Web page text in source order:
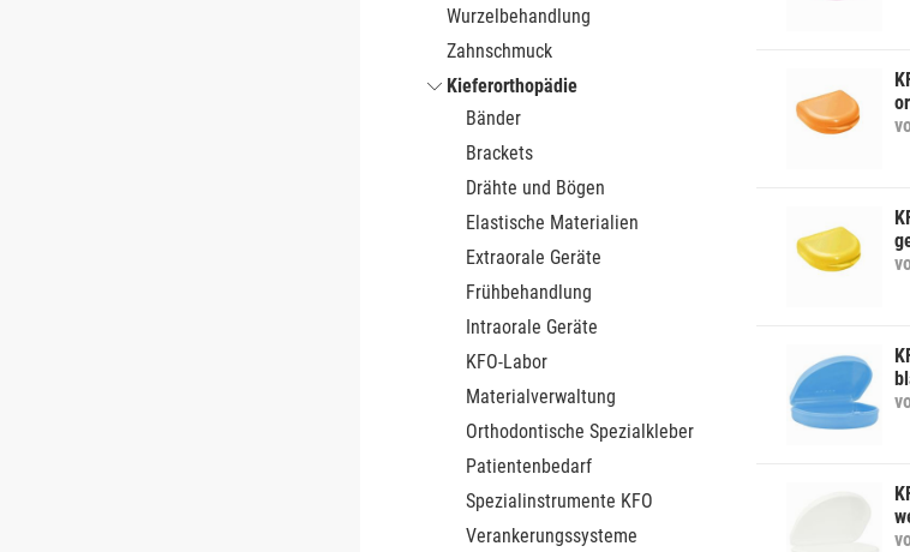
Wurzelbehandlung
Zahnschmuck
Kieferorthopädie
Bänder
Brackets
Drähte und Bögen
Elastische Materialien
Extraorale Geräte
Frühbehandlung
Intraorale Geräte
KFO-Labor
Materialverwaltung
Orthodontische Spezialkleber
Patientenbedarf
Spezialinstrumente KFO
Verankerungssysteme